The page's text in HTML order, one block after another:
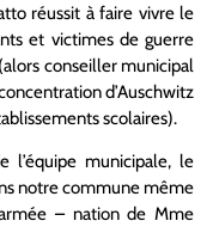
réussit à faire vivre le
et victimes de guerre
conseiller municipal
d’Auschwitz
scolaires).
l’équipe municipale, le
notre commune même
– nation de Mme